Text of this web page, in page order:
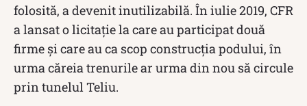
folosită, a devenit inutilizabilă. În iulie 2019, CFR
a lansat o licitație la care au participat două
firme și care au ca scop construcția podului, în
urma căreia trenurile ar urma din nou să circule
prin tunelul Teliu.